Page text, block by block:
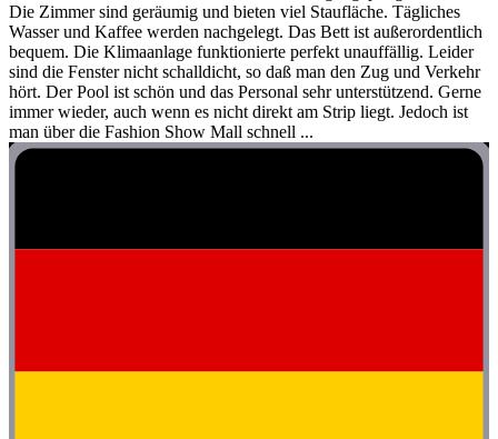
Die Zimmer sind geräumig und bieten viel Staufläche. Tägliches
Wasser und Kaffee werden nachgelegt. Das Bett ist außerordentlich
bequem. Die Klimaanlage funktionierte perfekt unauffällig. Leider
sind die Fenster nicht schalldicht, so daß man den Zug und Verkehr
hört. Der Pool ist schön und das Personal sehr unterstützend. Gerne
immer wieder, auch wenn es nicht direkt am Strip liegt. Jedoch ist
man über die Fashion Show Mall schnell ...